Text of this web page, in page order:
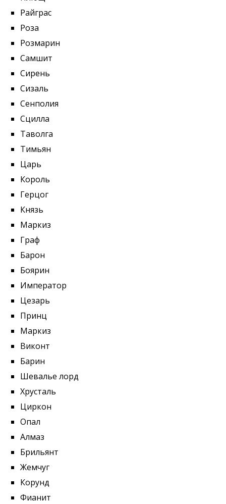
Райграс
Роза
Розмарин
Самшит
Сирень
Сизаль
Сенполия
Сцилла
Таволга
Тимьян
Царь
Король
Герцог
Князь
Маркиз
Граф
Барон
Боярин
Император
Цезарь
Принц
Маркиз
Виконт
Барин
Шевалье лорд
Хрусталь
Циркон
Опал
Алмаз
Брильянт
Жемчуг
Корунд
Фианит